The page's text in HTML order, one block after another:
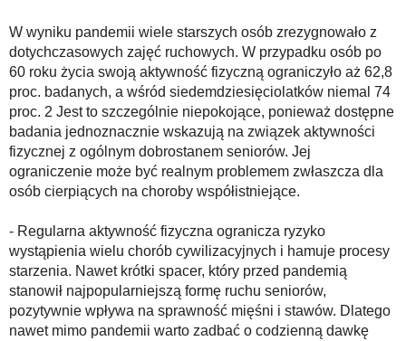
W wyniku pandemii wiele starszych osób zrezygnowało z
dotychczasowych zajęć ruchowych. W przypadku osób po
60 roku życia swoją aktywność fizyczną ograniczyło aż 62,8
proc. badanych, a wśród siedemdziesięciolatków niemal 74
proc. 2 Jest to szczególnie niepokojące, ponieważ dostępne
badania jednoznacznie wskazują na związek aktywności
fizycznej z ogólnym dobrostanem seniorów. Jej
ograniczenie może być realnym problemem zwłaszcza dla
osób cierpiących na choroby współistniejące.
- Regularna aktywność fizyczna ogranicza ryzyko
wystąpienia wielu chorób cywilizacyjnych i hamuje procesy
starzenia. Nawet krótki spacer, który przed pandemią
stanowił najpopularniejszą formę ruchu seniorów,
pozytywnie wpływa na sprawność mięśni i stawów. Dlatego
nawet mimo pandemii warto zadbać o codzienną dawkę